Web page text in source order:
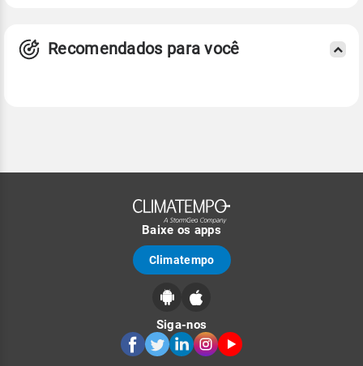
Recomendados para você
Baixe os apps
Climatempo
Siga-nos